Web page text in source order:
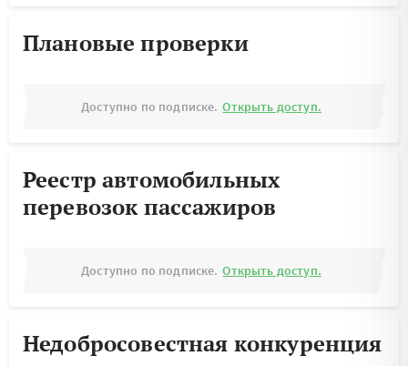
Плановые проверки
Доступно по подписке. Открыть доступ.
Реестр автомобильных
перевозок пассажиров
Доступно по подписке. Открыть доступ.
Недобросовестная конкуренция